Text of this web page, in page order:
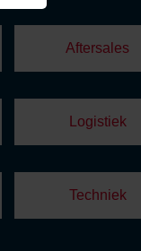
Aftersales
Logistiek
Techniek